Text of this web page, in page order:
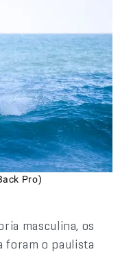
Pro)
masculina, os
foram o paulista